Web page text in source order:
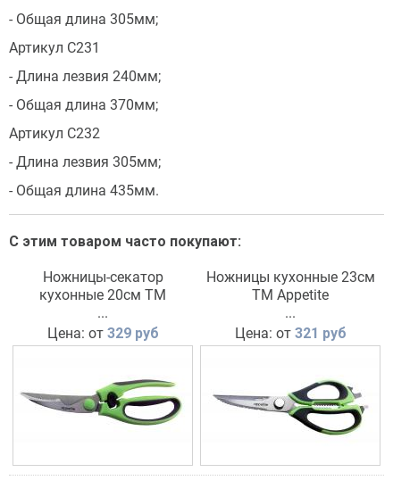
- Общая длина 305мм;
Артикул С231
- Длина лезвия 240мм;
- Общая длина 370мм;
Артикул С232
- Длина лезвия 305мм;
- Общая длина 435мм.
С этим товаром часто покупают:
Ножницы-секатор
кухонные 20см ТМ
Appetite
...
Цена: от 329 руб
Ножницы кухонные 23см
ТМ Appetite
...
Цена: от 321 руб